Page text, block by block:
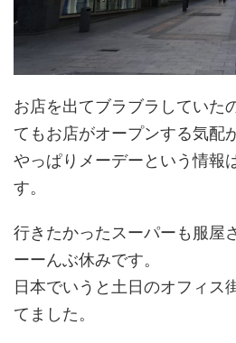
お店を出てブラブラしていた
てもお店がオープンする気配
やっぱりメーデーという情報
す。
行きたかったスーパーも服屋
ーーんぶ休みです。
日本でいうと土日のオフィス
てました。